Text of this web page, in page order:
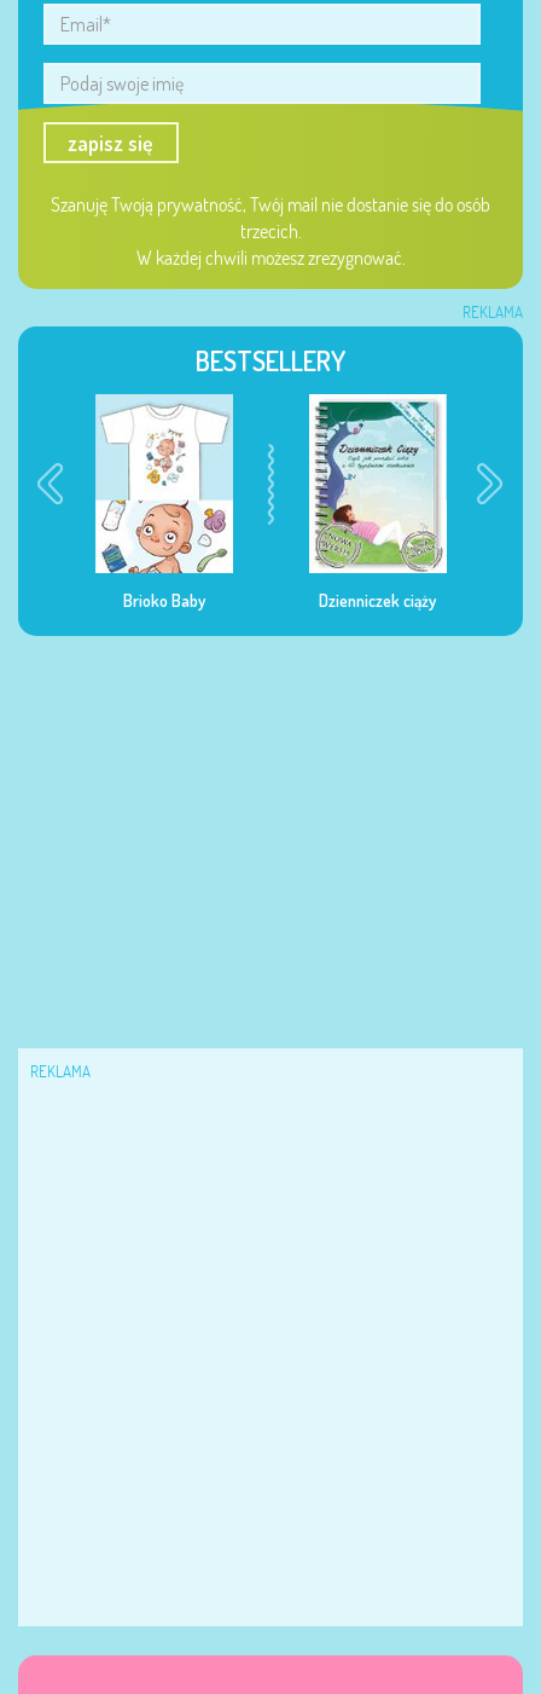
zapisz się
Szanuję Twoją prywatność, Twój mail nie dostanie się do osób
trzecich.
W każdej chwili możesz zrezygnować.
REKLAMA
BESTSELLERY
Dzienniczek ciąży Dzienniczek żywienia
REKLAMA